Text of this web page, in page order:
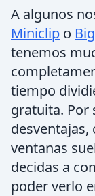
A algunos
Miniclip o
tenemos
tiempo
gratuita. Por
ventanas
decidas a
poder verlo